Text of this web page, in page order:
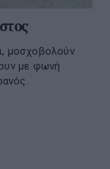
μοσχοβολούν
με φωνή